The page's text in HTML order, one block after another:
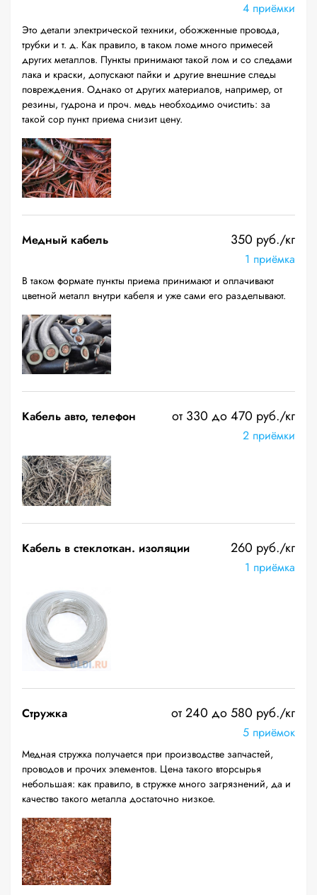
4 приёмки
Это детали электрической техники, обожженные провода,
трубки и т. д. Как правило, в таком ломе много примесей
других металлов. Пункты принимают такой лом и со следами
лака и краски, допускают пайки и другие внешние следы
повреждения. Однако от других материалов, например, от
резины, гудрона и проч. медь необходимо очистить: за
такой сор пункт приема снизит цену.
Медный кабель 350 руб./кг
1 приёмка
В таком формате пункты приема принимают и оплачивают
цветной металл внутри кабеля и уже сами его разделывают.
Кабель авто, телефон от 330 до 470 руб./кг
2 приёмки
Кабель в стеклоткан. изоляции 260 руб./кг
1 приёмка
Стружка от 240 до 580 руб./кг
5 приёмок
Медная стружка получается при производстве запчастей,
проводов и прочих элементов. Цена такого вторсырья
небольшая: как правило, в стружке много загрязнений, да и
качество такого металла достаточно низкое.